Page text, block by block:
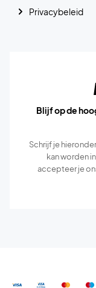
Privacybeleid
Blijf op de
Schrijf je
kan worden
accepteer je